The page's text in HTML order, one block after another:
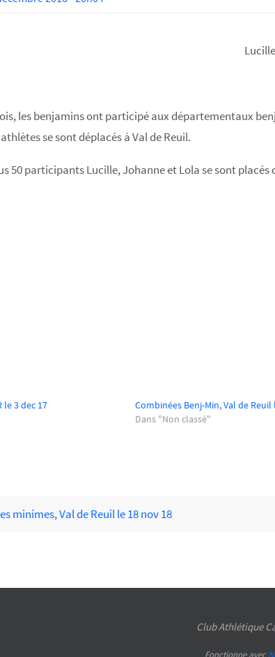
les benjamins ont participé aux départementaux
se sont déplacés à Val de Reuil.
50 participants Lucille, Johanne et Lola se sont
le 3 dec 17
Combinées Benj-Min, Val de Reuil
Dans "Non classé"
minimes, Val de Reuil le 18 nov 18
Club Athlétique
Fonctionne avec